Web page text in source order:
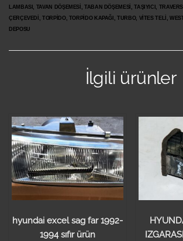
LAMBASI, TAVAN DÖŞEMESİ, TABAN DÖŞEMESİ, TAŞIYICI,
ÇERÇEVEDİ, TORPİDO, TORPİDO KAPAĞI, TURBO, VİTES TELİ,
DEPOSU
İlgili ürünler
hyundai excel sag far 1992-
1994 sıfır ürün